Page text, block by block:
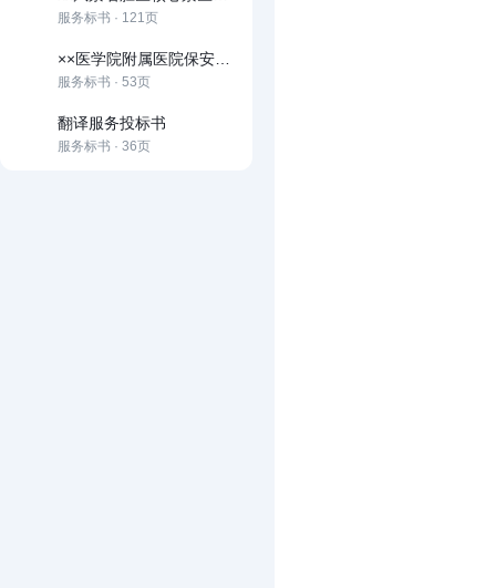
服务标书 · 121页
服务标书 · 53页
翻译服务投标书
服务标书 · 36页